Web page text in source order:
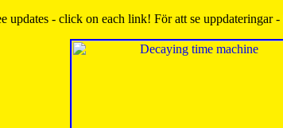
updates - click on each link! För att se uppdateringar